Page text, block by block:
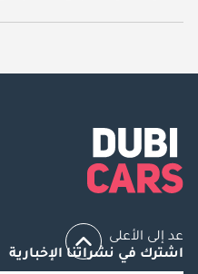
يبدأ سعر سيارة تشنجان CS55 بلس جديدة في دبي
عد إلى الأعلى
اشترك في نشراتنا الإخبارية